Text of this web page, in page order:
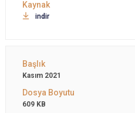
indir
Kasım 2021
609 KB